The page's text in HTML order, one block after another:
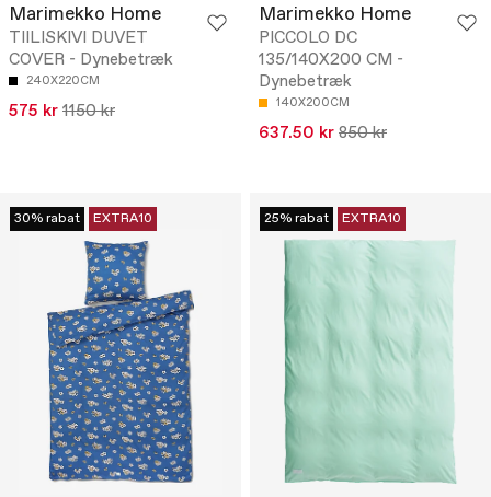
Marimekko Home
TIILISKIVI DUVET
COVER - Dynebetræk
240X220CM
575 kr 1150 kr
Marimekko Home
PICCOLO DC
135/140X200 CM -
Dynebetræk
140X200CM
637.50 kr 850 kr
30% rabat EXTRA10 25% rabat EXTRA10